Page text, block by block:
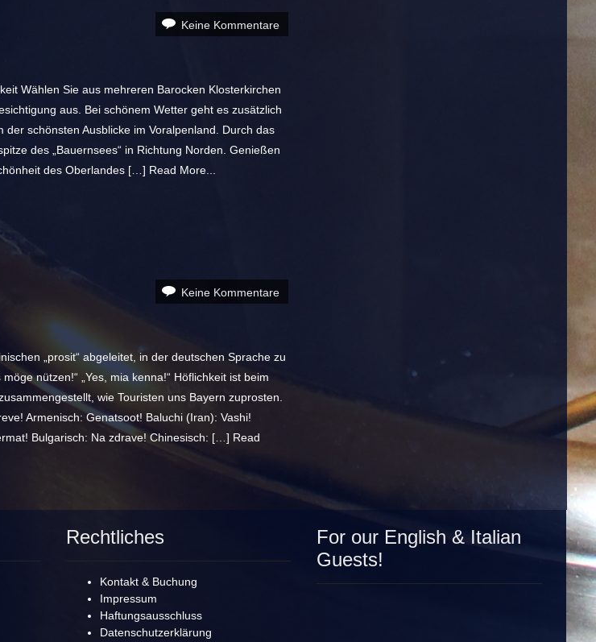
Keine Kommentare
Wählen Sie aus mehreren Barocken Klosterkirchen
aus. Bei schönem Wetter geht es zusätzlich
schönsten Ausblicke im Voralpenland. Durch das
des „Bauernsees“ in Richtung Norden. Genießen
des Oberlandes […] Read More...
Keine Kommentare
„prosit“ abgeleitet, in der deutschen Sprache zu
möge nützen!“ „Yes, mia kenna!“ Höflichkeit ist beim
wie Touristen uns Bayern zuprosten.
Armenisch: Genatsoot! Baluchi (Iran): Vashi!
Bulgarisch: Na zdrave! Chinesisch: […] Read
Rechtliches
Kontakt & Buchung
Impressum
Haftungsausschluss
Datenschutzerklärung
For our English & Italian
Guests!